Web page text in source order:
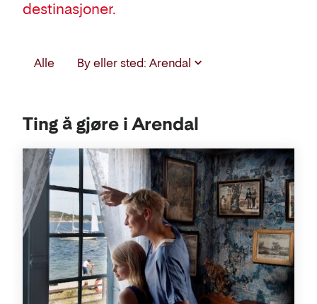
destinasjoner.
Velg
Alle By eller sted: Arendal
Ting å gjøre i Arendal